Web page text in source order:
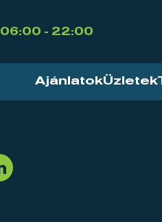
06:00 - 22:00
AjánlatokÜzletek